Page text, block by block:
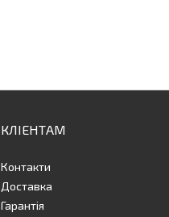
КЛІЕНТАМ
Контакти
Доставка
Гарантія